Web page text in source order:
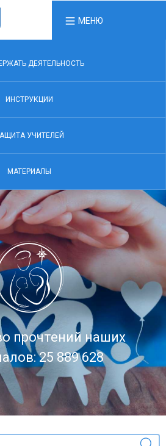
МЕНЮ
ДЕЯТЕЛЬНОСТЬ
ИНСТРУКЦИИ
УЧИТЕЛЕЙ
МАТЕРИАЛЫ
прочтений наших
25 889 628